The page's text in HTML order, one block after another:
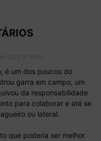
é um dos poucos do
garra em campo, um
da responsabilidade
para colaborar e até se
ou lateral.
que poderia ser melhor